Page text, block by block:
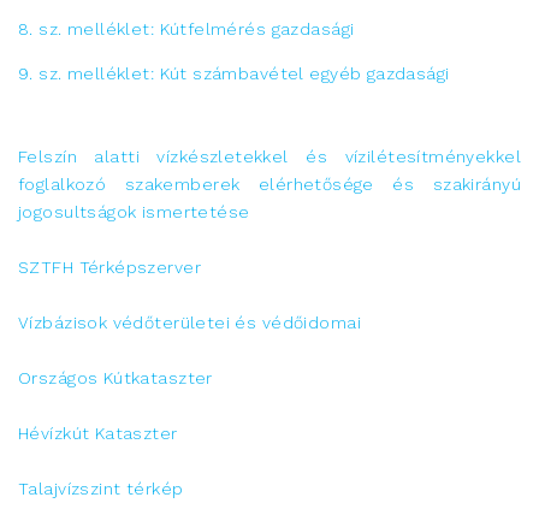
8. sz. melléklet: Kútfelmérés gazdasági
9. sz. melléklet: Kút számbavétel egyéb gazdasági
Felszín alatti vízkészletekkel és vízilétesítményekkel
foglalkozó szakemberek elérhetősége és szakirányú
jogosultságok ismertetése
SZTFH Térképszerver
Vízbázisok védőterületei és védőidomai
Országos Kútkataszter
Hévízkút Kataszter
Talajvízszint térkép